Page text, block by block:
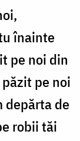
înainte
pe noi din
pe noi
depărta de
robii tăi